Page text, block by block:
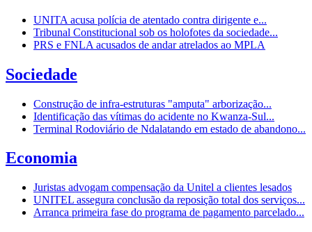
UNITA acusa polícia de atentado contra dirigente e...
Tribunal Constitucional sob os holofotes da sociedade...
PRS e FNLA acusados de andar atrelados ao MPLA
Sociedade
Construção de infra-estruturas "amputa" arborização...
Identificação das vítimas do acidente no Kwanza-Sul...
Terminal Rodoviário de Ndalatando em estado de abandono...
Economia
Juristas advogam compensação da Unitel a clientes lesados
UNITEL assegura conclusão da reposição total dos serviços...
Arranca primeira fase do programa de pagamento parcelado...